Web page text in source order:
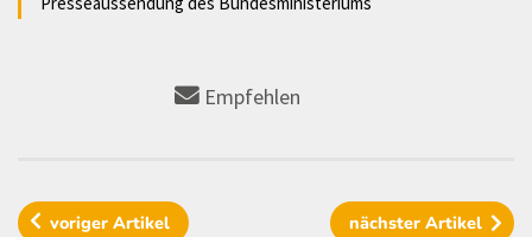
Empfehlen
vorigerArtikel nächster Artikel